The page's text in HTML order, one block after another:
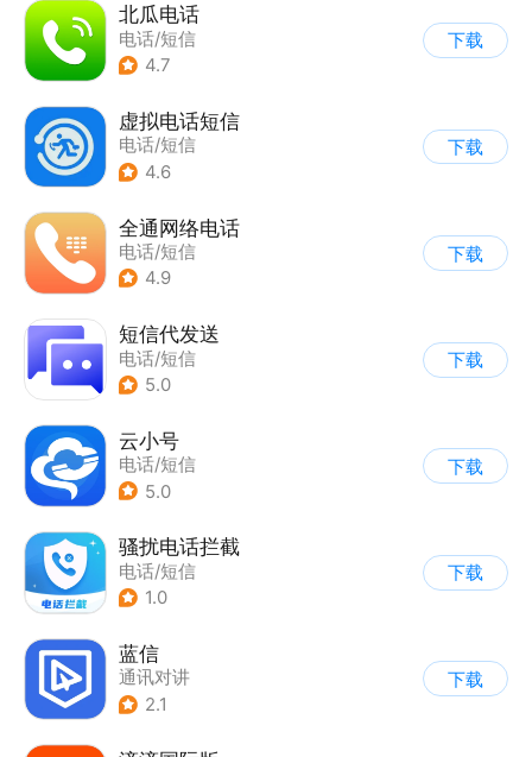
北瓜电话
电话/短信
4.7
下载
虚拟电话短信
电话/短信
4.6
下载
全通网络电话
电话/短信
4.9
下载
短信代发送
电话/短信
5.0
下载
云小号
电话/短信
5.0
下载
骚扰电话拦截
电话/短信
1.0
下载
蓝信
通讯对讲
2.1
下载